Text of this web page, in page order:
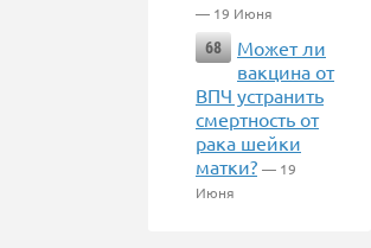
— 19 Июня
68
Может ли
вакцина от
ВПЧ устранить
смертность от
рака шейки
матки? — 19
Июня